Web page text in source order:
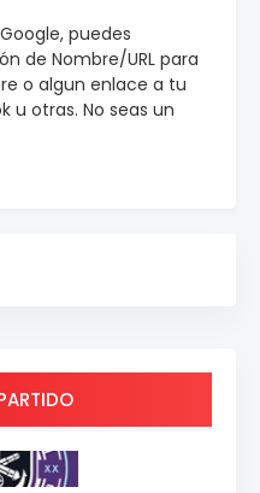
puedes
de Nombre/URL para
o algun enlace a tu
u otras. No seas un